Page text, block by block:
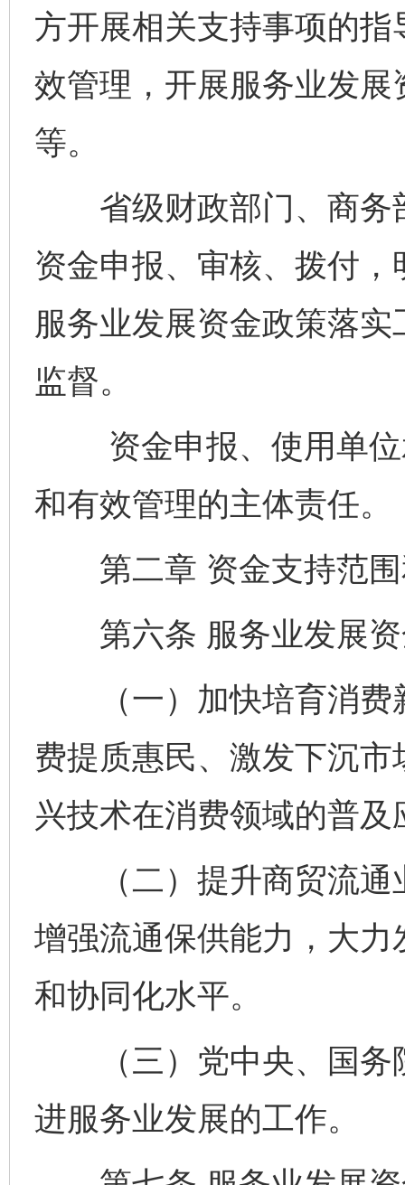
方开展相关支持事项的
效管理，开展服务业发
等。
省级财政部门、商务
资金申报、审核、拨付
服务业发展资金政策落
监督。
资金申报、使用单位
和有效管理的主体责任。
第二章 资金支持范围
第六条 服务业发展资
（一）加快培育消费
费提质惠民、激发下沉
兴技术在消费领域的普
（二）提升商贸流通
增强流通保供能力，大
和协同化水平。
（三）党中央、国务
进服务业发展的工作。